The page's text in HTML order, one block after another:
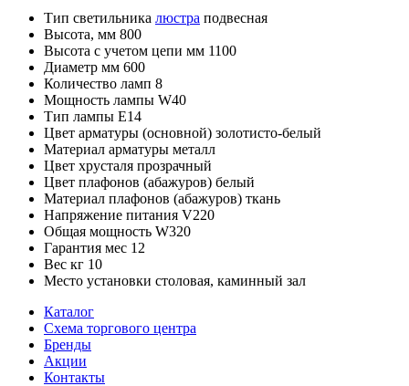
Тип светильника люстра подвесная
Высота, мм 800
Высота с учетом цепи мм 1100
Диаметр мм 600
Количество ламп 8
Мощность лампы W40
Тип лампы E14
Цвет арматуры (основной) золотисто-белый
Материал арматуры металл
Цвет хрусталя прозрачный
Цвет плафонов (абажуров) белый
Материал плафонов (абажуров) ткань
Напряжение питания V220
Общая мощность W320
Гарантия мес 12
Вес кг 10
Место установки столовая, каминный зал
Каталог
Схема торгового центра
Бренды
Акции
Контакты